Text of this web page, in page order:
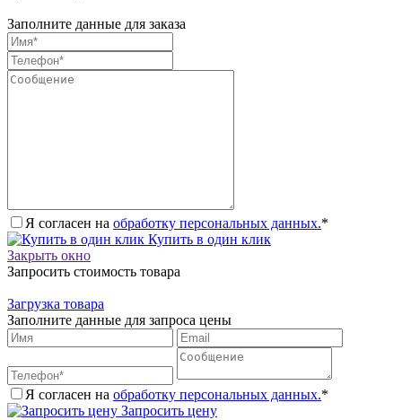
Заполните данные для заказа
Я согласен на обработку персональных данных.*
Купить в один клик
Закрыть окно
Запросить стоимость товара
Загрузка товара
Заполните данные для запроса цены
Я согласен на обработку персональных данных.*
Запросить цену